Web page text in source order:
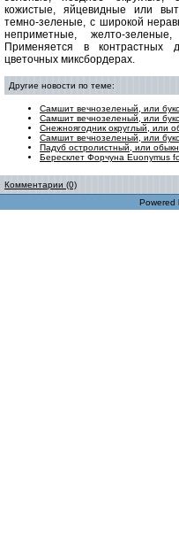
кожистые, яйцевидные или
темно-зеленые, с широкой
неприметные, желто-
Применяется в контрастных
цветочных миксбордерах.
Другие новости по теме:
Самшит вечнозеленый, или
Самшит вечнозеленый, или
Снежноягодник округлый, или
Самшит вечнозеленый, или
Падуб остролистный, или
Бересклет Форчуна Еuonymus
Комментарии (0)
Powered